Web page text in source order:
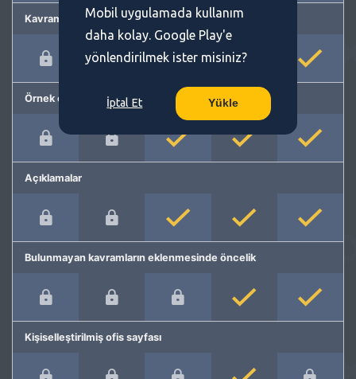
Kavram önerme
Örnek cümleler
Açıklamalar
Bulunmayan kavramların eklenmesinde öncelik
Kişiselleştirilmiş ofis sayfası
Mobil uygulamada kullanım
daha kolay. Google Play'e
yönlendirilmek ister misiniz?
İptal Et Yükle